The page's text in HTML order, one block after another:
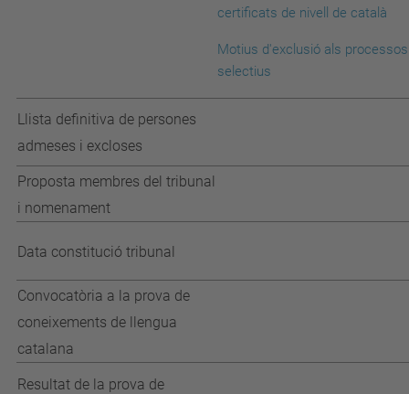
certificats de nivell de català
Motius d'exclusió als processos
selectius
Llista definitiva de persones
admeses i excloses
Proposta membres del tribunal
i nomenament
Data constitució tribunal
Convocatòria a la prova de
coneixements de llengua
catalana
Resultat de la prova de